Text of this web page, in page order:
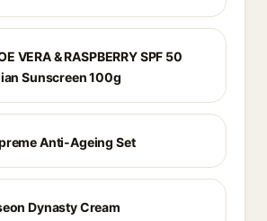
VERA & RASPBERRY SPF 50
Sunscreen 100g
Anti-Ageing Set
Dynasty Cream